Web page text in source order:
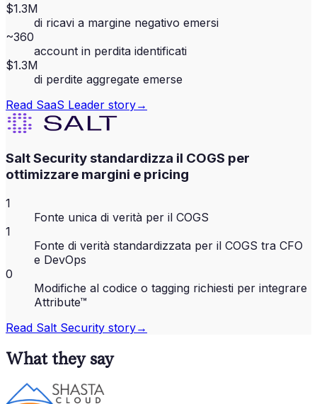
$1.3M
di ricavi a margine negativo emersi
~360
account in perdita identificati
$1.3M
di perdite aggregate emerse
Read SaaS Leader story→
Salt Security standardizza il COGS per
ottimizzare margini e pricing
1
Fonte unica di verità per il COGS
1
Fonte di verità standardizzata per il COGS tra CFO
e DevOps
0
Modifiche al codice o tagging richiesti per integrare
Attribute™
Read Salt Security story→
What they say